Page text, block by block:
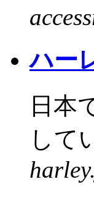
ハー
日本
して